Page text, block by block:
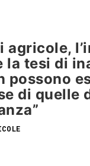
agricole,
la tesi di
possono
di quelle